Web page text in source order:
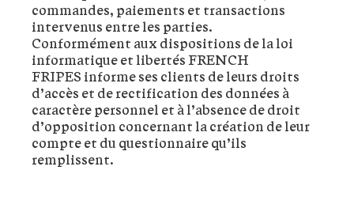
commandes, paiements et transactions
intervenus entre les parties.
Conformément aux dispositions de la loi
informatique et libertés FRENCH
FRIPES informe ses clients de leurs droits
d’accès et de rectification des données à
caractère personnel et à l’absence de droit
d’opposition concernant la création de leur
compte et du questionnaire qu’ils
remplissent.